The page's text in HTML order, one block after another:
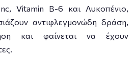
Vitamin B-6 και Λυκοπένιο,
αντιφλεγμονώδη δράση,
και φαίνεται να έχουν